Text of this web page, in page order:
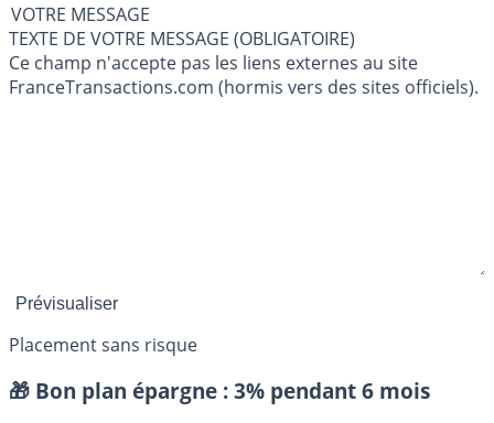
VOTRE MESSAGE
TEXTE DE VOTRE MESSAGE (OBLIGATOIRE)
Ce champ n'accepte pas les liens externes au site
FranceTransactions.com (hormis vers des sites officiels).
Placement sans risque